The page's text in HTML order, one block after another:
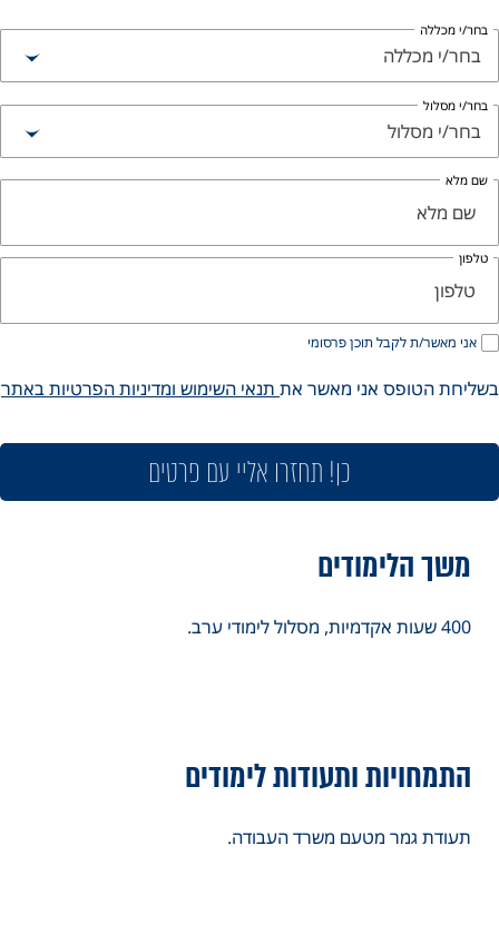
י מכללה
בחר/י מכללה
י מסלול
בחר/י מסלול
מלא
אני מאשר/ת לקבל תוכן פרסומי
הטופס אני מאשר אתתנאי השימוש ומדיניות הפרטיות באתר
כן! תחזרו אליי עם פרטים
משך הלימודים
400 שעות אקדמיות, מסלול לימודי ערב.
התמחויות ותעודות לימודים
תעודת גמר מטעם משרד העבודה.